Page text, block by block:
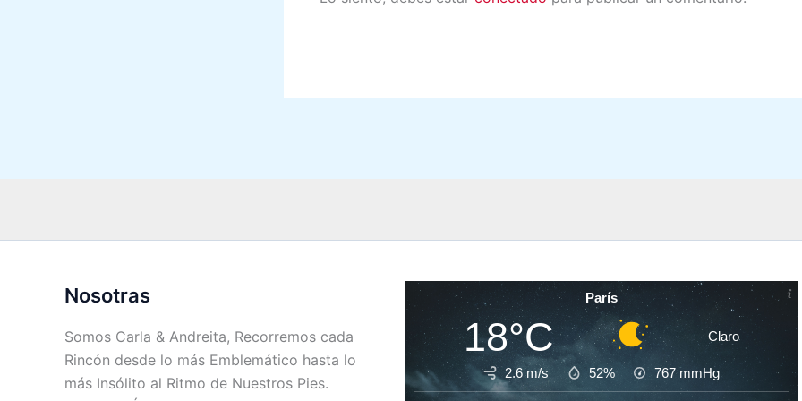
Nosotras
Somos Carla & Andreita, Recorremos cada
Rincón desde lo más Emblemático hasta lo
más Insólito al Ritmo de Nuestros Pies.
París
18°C Claro
2.6 m/s 52% 767 mmHg